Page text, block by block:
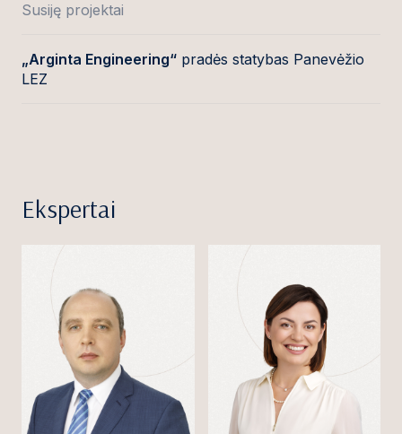
Susiję projektai
„Arginta Engineering“ pradės statybas Panevėžio
LEZ
Ekspertai